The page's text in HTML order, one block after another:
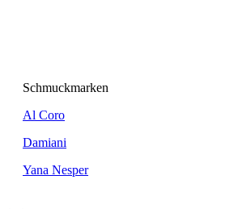
Schmuckmarken
Al Coro
Damiani
Yana Nesper